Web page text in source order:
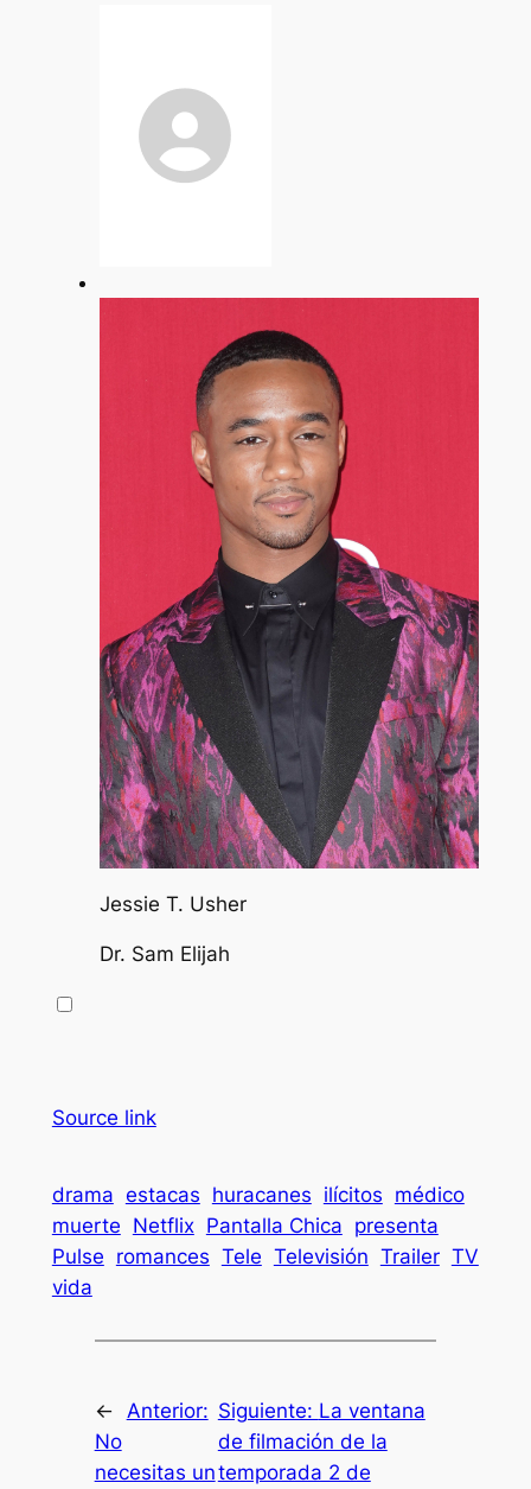
Jessie T. Usher
Dr. Sam Elijah
Source link
drama estacas huracanes ilícitos médico
muerte Netflix Pantalla Chica presenta
Pulse romances Tele Televisión Trailer TV
vida
←
Anterior:
No
necesitas un
Siguiente: La ventana
de filmación de la
temporada 2 de